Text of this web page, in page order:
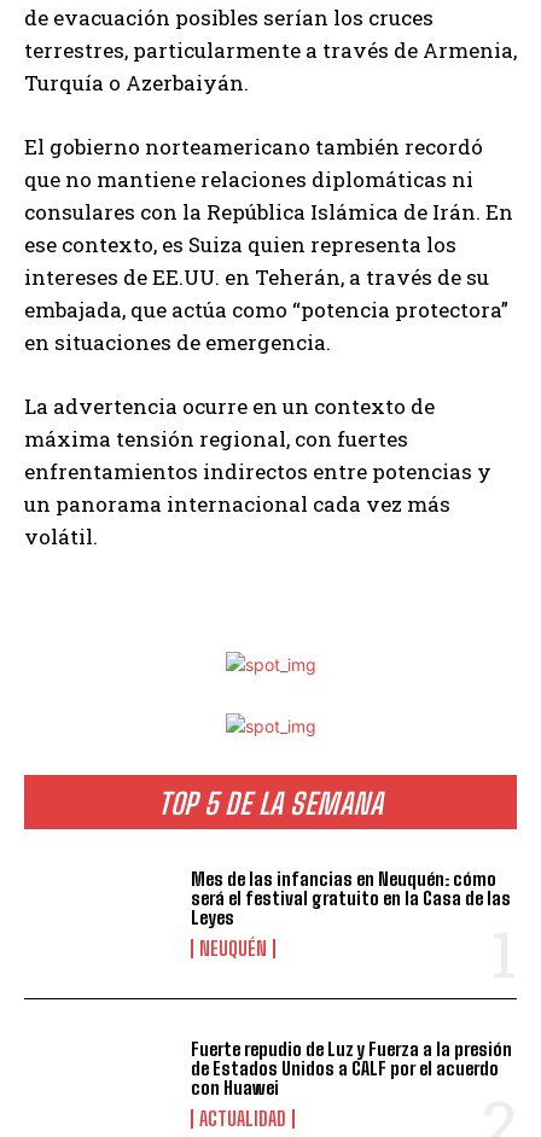
TOP 5 DE LA SEMANA
Mes de las infancias en Neuquén: cómo
será el festival gratuito en la Casa de las
Leyes
NEUQUÉN
Fuerte repudio de Luz y Fuerza a la presión
de Estados Unidos a CALF por el acuerdo
con Huawei
ACTUALIDAD
de evacuación posibles serían los cruces
terrestres, particularmente a través de Armenia,
Turquía o Azerbaiyán.
El gobierno norteamericano también recordó
que no mantiene relaciones diplomáticas ni
consulares con la República Islámica de Irán. En
ese contexto, es Suiza quien representa los
intereses de EE.UU. en Teherán, a través de su
embajada, que actúa como “potencia protectora”
en situaciones de emergencia.
La advertencia ocurre en un contexto de
máxima tensión regional, con fuertes
enfrentamientos indirectos entre potencias y
un panorama internacional cada vez más
volátil.